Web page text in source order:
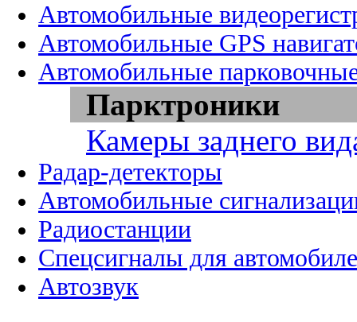
Автомобильные
Автомобильные GPS
Автомобильные
Парктроники
Камеры заднего
Радар-детекторы
Автомобильные
Радиостанции
Спецсигналы для
Автозвук